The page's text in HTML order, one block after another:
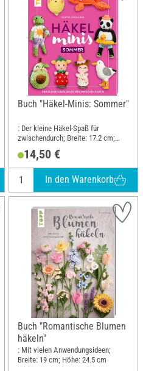
Buch "Häkel-Minis: Sommer"
: Der kleine Häkel-Spaß für
zwischendurch; Breite: 17.2 cm;
14,50 €
In den Warenkorb
Buch "Romantische Blumen
häkeln"
: Mit vielen Anwendungsideen;
Breite: 19 cm; Höhe: 24.5 cm